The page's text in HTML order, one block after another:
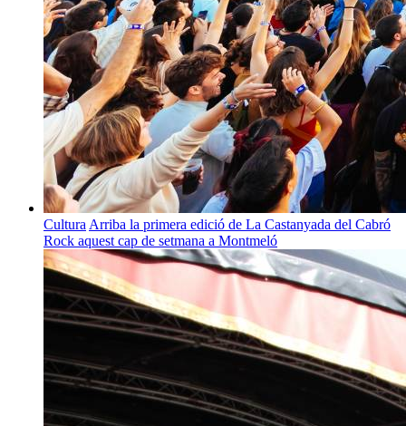
Cultura Arriba la primera edició de La Castanyada del Cabró
Rock aquest cap de setmana a Montmeló